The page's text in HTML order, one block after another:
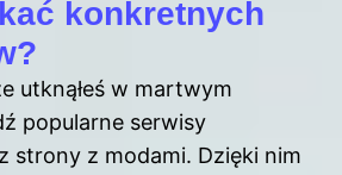
konkretnych
utknąłeś w martwym
popularne serwisy
strony z modami. Dzięki nim